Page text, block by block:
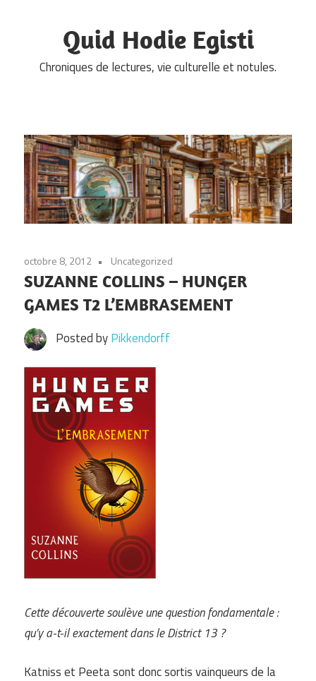
Quid Hodie Egisti
Chroniques de lectures, vie culturelle et notules.
octobre 8, 2012 Uncategorized
SUZANNE COLLINS – HUNGER
GAMES T2 L’EMBRASEMENT
Posted byPikkendorff
Cette découverte soulève une question fondamentale :
qu’y a-t-il exactement dans le District 13 ?
Katniss et Peeta sont donc sortis vainqueurs de la